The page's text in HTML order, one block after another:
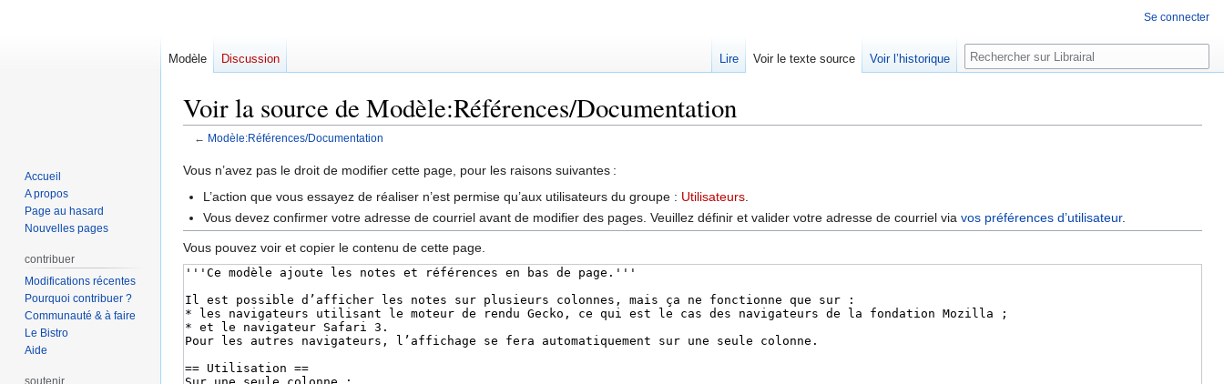
Voir la source de Modèle:Références/Documentation
← Modèle:Références/Documentation
Aller
navigation
Aller
recherche
Vous n’avez pas le droit de modifier cette page, pour les raisons suivantes :
L’action que vous essayez de réaliser n’est permise qu’aux utilisateurs du groupe : Utilisateurs
Vous devez confirmer votre adresse de courriel avant de modifier des pages. Veuillez définir et valider votre adresse de courriel viavos préférences d’utilisateur.
Vous pouvez voir et copier le contenu de cette page.
Se connecter
Modèle Discussion Lire Voir le texte source Voir l’historique Rechercher
Accueil
A propos
Page au hasard
Nouvelles pages
contribuer
Modifications récentes
Pourquoi contribuer ?
Communauté & à faire
Le Bistro
Aide
soutenir